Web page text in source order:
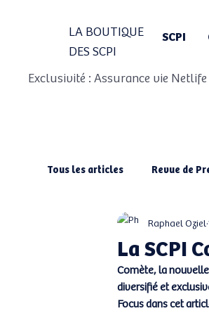
LA BOUTIQUE
DES SCPI
SCPI
Exclusivité : Assurance vie
Tous les articles Revue de
La SCPI
Raphael Oziel
Comète, la
diversifié et
Focus dans cet